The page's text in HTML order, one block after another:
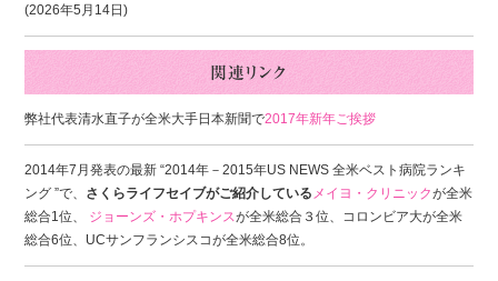
(2026年5月14日)
弊社代表清水直子が全米大手日本新聞で2017年新年ご挨拶
2014年7月発表の最新 “2014年－2015年US NEWS 全米ベスト病院ランキ
ング ”で、 さくらライフセイブがご紹介している メイヨ・クリニックが全米
総合1位、 ジョーンズ・ホプキンスが全米総合３位、コロンビア大が全米
総合6位、UCサンフランシスコが全米総合8位。